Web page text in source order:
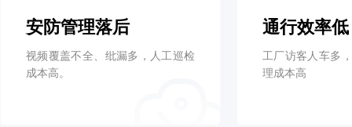
安防管理落后
视频覆盖不全、纰漏多，人工巡检
成本高。
通行效率低
工厂访客人车多
理成本高